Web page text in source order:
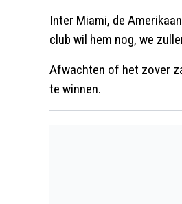
Inter Miami, de
club wil hem nog, we
Afwachten of het zover
te winnen.